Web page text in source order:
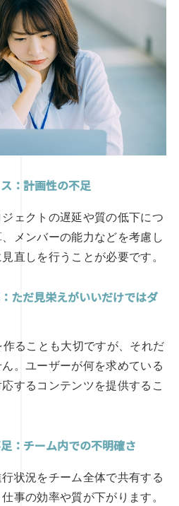
：計画性の不足
ェクトの遅延や質の低下につ
メンバーの能力などを考慮し
直しを行うことが必要です。
ただ見栄えがいいだけではダ
ることも大切ですが、それだ
。ユーザーが何を求めている
するコンテンツを提供するこ
：チーム内での不明確さ
状況をチーム全体で共有する
事の効率や質が下がります。